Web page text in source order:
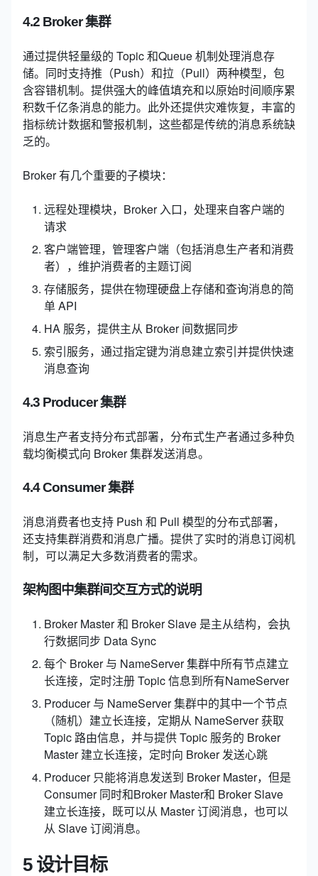
4.2 Broker 集群
通过提供轻量级的 Topic 和Queue 机制处理消息存
储。同时支持推（Push）和拉（Pull）两种模型，包
含容错机制。提供强大的峰值填充和以原始时间顺序累
积数千亿条消息的能力。此外还提供灾难恢复，丰富的
指标统计数据和警报机制，这些都是传统的消息系统缺
乏的。
Broker 有几个重要的子模块：
远程处理模块，Broker 入口，处理来自客户端的
请求
客户端管理，管理客户端（包括消息生产者和消费
者），维护消费者的主题订阅
存储服务，提供在物理硬盘上存储和查询消息的简
单 API
HA 服务，提供主从 Broker 间数据同步
索引服务，通过指定键为消息建立索引并提供快速
消息查询
4.3 Producer 集群
消息生产者支持分布式部署，分布式生产者通过多种负
载均衡模式向 Broker 集群发送消息。
4.4 Consumer 集群
消息消费者也支持 Push 和 Pull 模型的分布式部署，
还支持集群消费和消息广播。提供了实时的消息订阅机
制，可以满足大多数消费者的需求。
架构图中集群间交互方式的说明
Broker Master 和 Broker Slave 是主从结构，会执
行数据同步 Data Sync
每个 Broker 与 NameServer 集群中所有节点建立
长连接，定时注册 Topic 信息到所有NameServer
Producer 与 NameServer 集群中的其中一个节点
（随机）建立长连接，定期从 NameServer 获取
Topic 路由信息，并与提供 Topic 服务的 Broker
Master 建立长连接，定时向 Broker 发送心跳
Producer 只能将消息发送到 Broker Master，但是
Consumer 同时和Broker Master和 Broker Slave
建立长连接，既可以从 Master 订阅消息，也可以
从 Slave 订阅消息。
5 设计目标